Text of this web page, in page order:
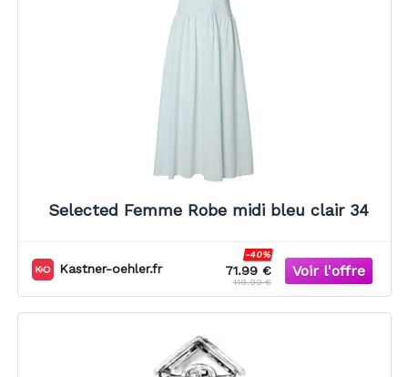
Selected Femme Robe midi bleu clair 34
Kastner-oehler.fr 71.99 €
-40%
119.99 €